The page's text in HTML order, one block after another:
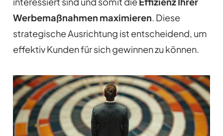
Werbemaßnahmen maximieren. Diese
strategische Ausrichtung ist entscheidend, um
effektiv Kunden für sich gewinnen zu können.